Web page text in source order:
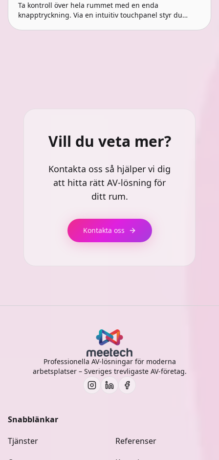
Ta kontroll över hela rummet med en enda
knapptryckning. Via en intuitiv touchpanel styr du
Vill du veta mer?
Kontakta oss så hjälper vi dig
att hitta rätt AV-lösning för
ditt rum.
Kontakta oss
Professionella AV-lösningar för moderna
arbetsplatser – Sveriges trevligaste AV-företag.
Snabblänkar
Tjänster
Referenser